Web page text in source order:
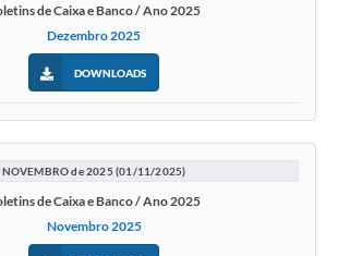
de Caixa e Banco / Ano 2025
Dezembro 2025
DOWNLOADS
NOVEMBRO de 2025 (01/11/2025)
de Caixa e Banco / Ano 2025
Novembro 2025